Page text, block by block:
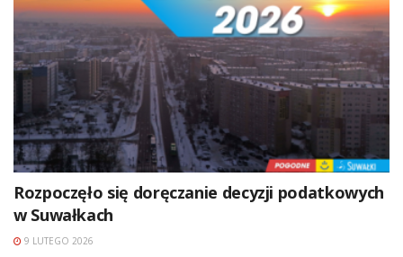
Rozpoczęło się doręczanie decyzji podatkowych
w Suwałkach
9 LUTEGO 2026